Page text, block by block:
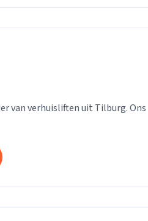
van verhuisliften uit Tilburg. Ons